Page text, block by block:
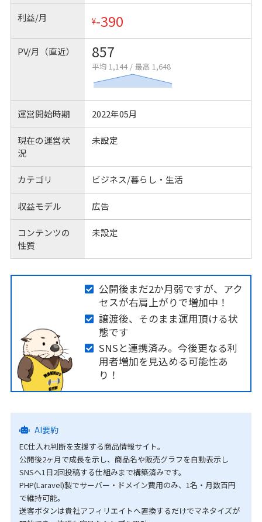
利益/月 ¥-390
PV/月（直近） 857
平均 1,144 / 最高 1,648
運営開始時期 2022年05月
現在の運営状
況
未設定
カテゴリ ビジネス/暮らし・生活
収益モデル 広告
コンテンツの
性質
未設定
公開後まだ2か月弱ですが、アク
セスが右肩上がりで増加中！
譲渡後、そのまま運用頂ける状
態です
SNSと連携済み。今後更なる利
用者増加を見込める可能性あ
り！
AI要約
EC仕入れ判断を支援する商品情報サイト。
公開後2ヶ月で成長を示し、商品名や販売グラフを自動表示し
SNSへ1日2回投稿する仕組みまで構築済みです。
PHP(Laravel)製でサーバー・ドメイン費用のみ、1名・月数百円
で維持可能。
送客ボタンは貴社アフィリエイトへ置換するだけでマネタイズが